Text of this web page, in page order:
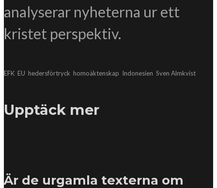
analyserar nyheterna ur ett
kristet perspektiv.
EFK EU hedersförtryck homoäktenskap Indonesien Sven Almkvist
Upptäck mer
Är de urgamla texterna om